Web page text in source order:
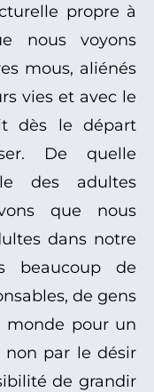
propre à
nous voyons
mous, aliénés
vies et avec le
dès le départ
De quelle
des adultes
que nous
dans notre
beaucoup de
de gens
monde pour un
par le désir
de grandir